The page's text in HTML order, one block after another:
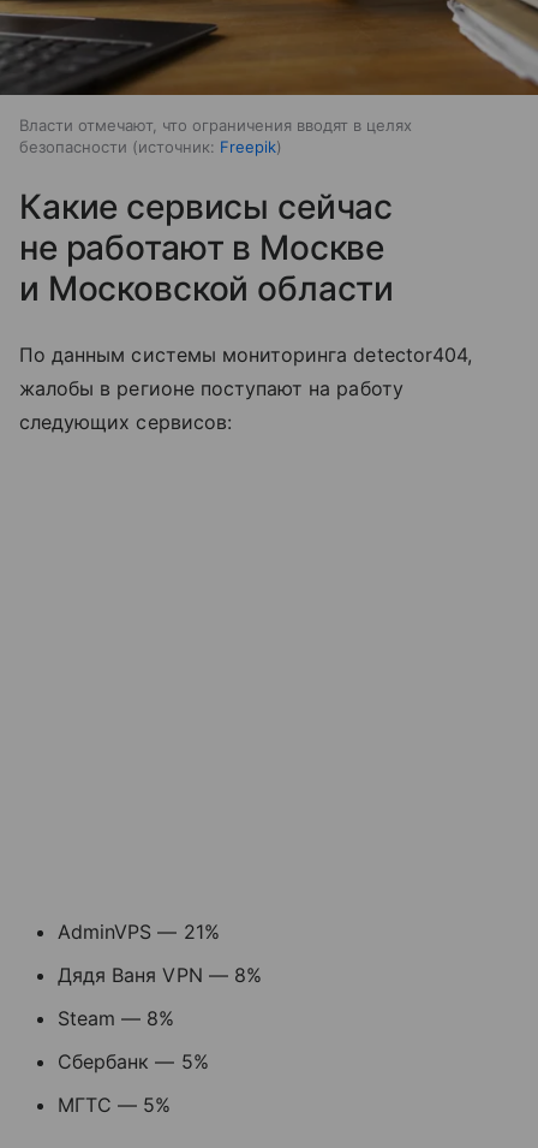
Власти отмечают, что ограничения вводят в целях
безопасности
источник: Freepik
Какие сервисы сейчас
не работают в Москве
и Московской области
По данным системы мониторинга detector404,
жалобы в регионе поступают на работу
следующих сервисов:
AdminVPS — 21%
Дядя Ваня VPN — 8%
Steam — 8%
Сбербанк — 5%
МГТС — 5%